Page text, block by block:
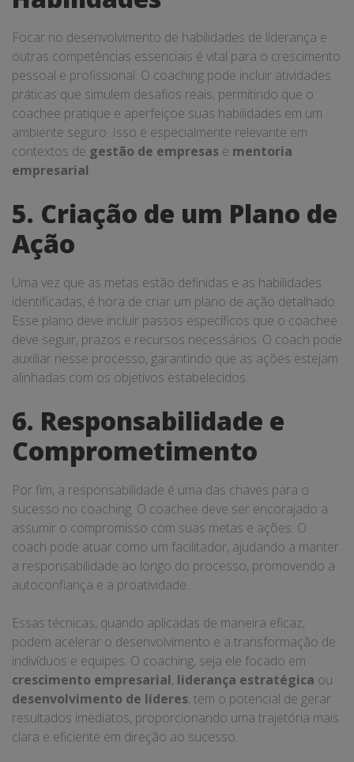
Focar no desenvolvimento de habilidades de liderança e
outras competências essenciais é vital para o crescimento
pessoal e profissional. O coaching pode incluir atividades
práticas que simulem desafios reais, permitindo que o
coachee pratique e aperfeiçoe suas habilidades em um
ambiente seguro. Isso é especialmente relevante em
contextos de gestão de empresas e mentoria
empresarial.
5. Criação de um Plano de
Ação
Uma vez que as metas estão definidas e as habilidades
identificadas, é hora de criar um plano de ação detalhado.
Esse plano deve incluir passos específicos que o coachee
deve seguir, prazos e recursos necessários. O coach pode
auxiliar nesse processo, garantindo que as ações estejam
alinhadas com os objetivos estabelecidos.
6. Responsabilidade e
Comprometimento
Por fim, a responsabilidade é uma das chaves para o
sucesso no coaching. O coachee deve ser encorajado a
assumir o compromisso com suas metas e ações. O
coach pode atuar como um facilitador, ajudando a manter
a responsabilidade ao longo do processo, promovendo a
autoconfiança e a proatividade.
Essas técnicas, quando aplicadas de maneira eficaz,
podem acelerar o desenvolvimento e a transformação de
indivíduos e equipes. O coaching, seja ele focado em
crescimento empresarial, liderança estratégica ou
desenvolvimento de líderes, tem o potencial de gerar
resultados imediatos, proporcionando uma trajetória mais
clara e eficiente em direção ao sucesso.